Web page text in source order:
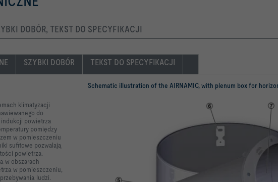
DOBÓR, TEKST DO SPECYFIKACJI
SZYBKI DOBÓR TEKST DO SPECYFIKACJI
Schematic illustration of the AIRNAMIC, with plenum box for
klimatyzacji
do
powietrza
pomiędzy
w pomieszczeniu
sufitowe pozwalają
powietrza.
w obszarach
w pomieszczeniu,
ludzi.